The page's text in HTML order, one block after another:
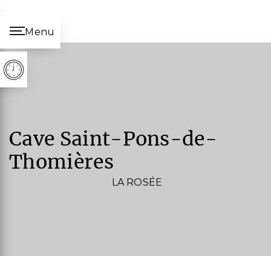
Menu
cave Saint-Pons-de-
Thomières
LA ROSÉE